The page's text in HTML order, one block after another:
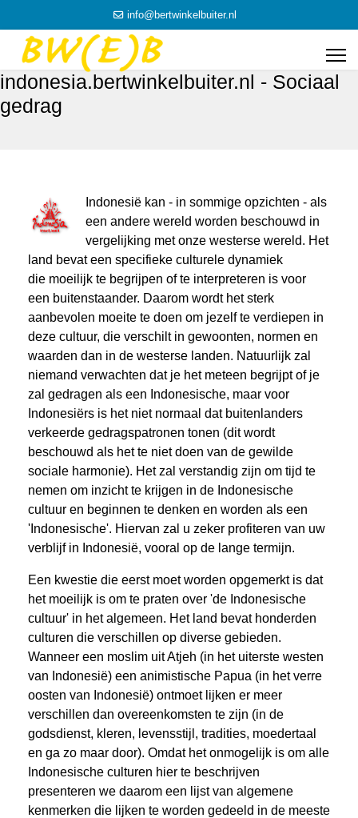
info@bertwinkelbuiter.nl
indonesia.bertwinkelbuiter.nl - Sociaal
gedrag
Indonesië kan - in sommige opzichten - als
een andere wereld worden beschouwd in
vergelijking met onze westerse wereld. Het
land bevat een specifieke culturele dynamiek
die moeilijk te begrijpen of te interpreteren is voor
een buitenstaander. Daarom wordt het sterk
aanbevolen moeite te doen om jezelf te verdiepen in
deze cultuur, die verschilt in gewoonten, normen en
waarden dan in de westerse landen. Natuurlijk zal
niemand verwachten dat je het meteen begrijpt of je
zal gedragen als een Indonesische, maar voor
Indonesiërs is het niet normaal dat buitenlanders
verkeerde gedragspatronen tonen (dit wordt
beschouwd als het te niet doen van de gewilde
sociale harmonie). Het zal verstandig zijn om tijd te
nemen om inzicht te krijgen in de Indonesische
cultuur en beginnen te denken en worden als een
'Indonesische'. Hiervan zal u zeker profiteren van uw
verblijf in Indonesië, vooral op de lange termijn.
Een kwestie die eerst moet worden opgemerkt is dat
het moeilijk is om te praten over 'de Indonesische
cultuur' in het algemeen. Het land bevat honderden
culturen die verschillen op diverse gebieden.
Wanneer een moslim uit Atjeh (in het uiterste westen
van Indonesië) een animistische Papua (in het verre
oosten van Indonesië) ontmoet lijken er meer
verschillen dan overeenkomsten te zijn (in de
godsdienst, kleren, levensstijl, tradities, moedertaal
en ga zo maar door). Omdat het onmogelijk is om alle
Indonesische culturen hier te beschrijven
presenteren we daarom een ​​lijst van algemene
kenmerken die lijken te worden gedeeld in de meeste